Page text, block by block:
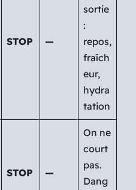
STOP —
sortie
:
repos,
fraîch
eur,
hydra
tation
STOP —
On ne
court
pas.
Dang